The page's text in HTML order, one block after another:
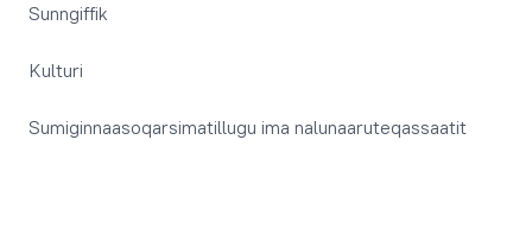
Sunngiffik
Kulturi
Sumiginnaasoqarsimatillugu ima nalunaaruteqassaatit